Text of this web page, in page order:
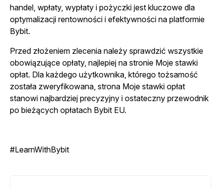
handel, wpłaty, wypłaty i pożyczki jest kluczowe dla
optymalizacji rentowności i efektywności na platformie
Bybit.
Przed złożeniem zlecenia należy sprawdzić wszystkie
obowiązujące opłaty, najlepiej na stronie Moje stawki
opłat. Dla każdego użytkownika, którego tożsamość
została zweryfikowana, strona Moje stawki opłat
stanowi najbardziej precyzyjny i ostateczny przewodnik
po bieżących opłatach Bybit EU.
#LearnWithBybit